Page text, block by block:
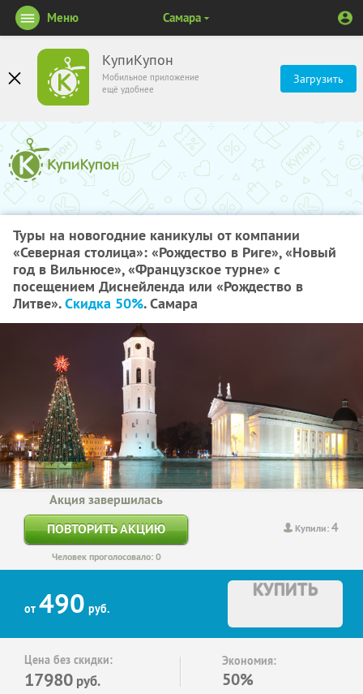
КупиКупон
Мобильное приложение
ещё удобнее
Загрузить
Меню Самара
Туры на новогодние каникулы от компании
«Северная столица»: «Рождество в Риге», «Новый
год в Вильнюсе», «Французское турне» с
посещением Диснейленда или «Рождество в
Литве».Скидка 50%. Самара
Купили:4
Акция завершилась
ПОВТОРИТЬ АКЦИЮ
Человек проголосовало: 0
от 490 руб.
КУПИТЬ
Цена без скидки:
17980 руб.
Экономия:
50%